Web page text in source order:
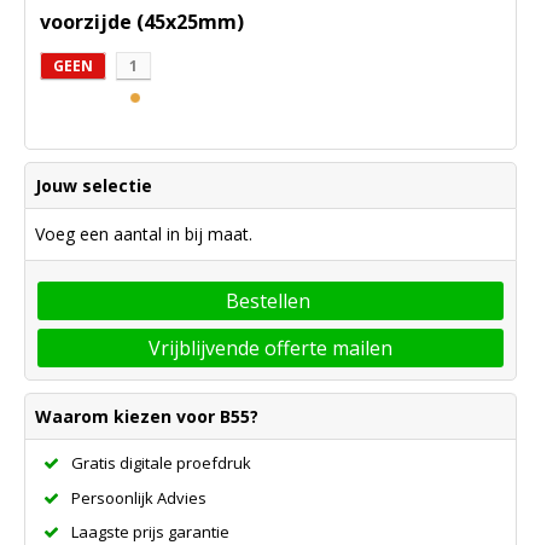
voorzijde (45x25mm)
GEEN 1
Jouw selectie
Voeg een aantal in bij maat.
Bestellen
Vrijblijvende offerte mailen
Waarom kiezen voor B55?
Gratis digitale proefdruk
Persoonlijk Advies
Laagste prijs garantie